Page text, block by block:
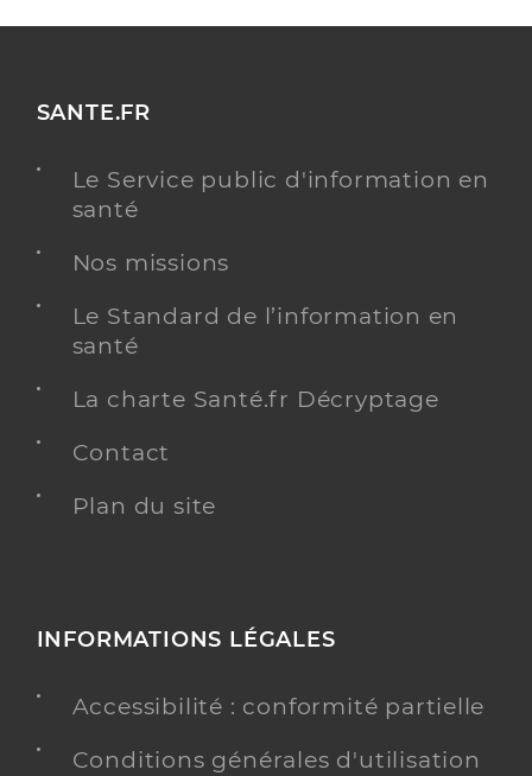
SANTE.FR
Le Service public d'information en
santé
Nos missions
Le Standard de l’information en
santé
La charte Santé.fr Décryptage
Contact
Plan du site
INFORMATIONS LÉGALES
Accessibilité : conformité partielle
Conditions générales d'utilisation